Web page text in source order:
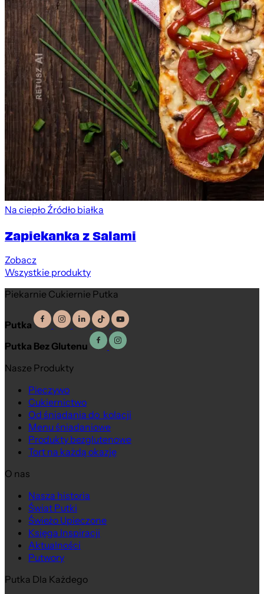
Na ciepłoŹródło białka
Zapiekanka z Salami
Zobacz
Wszystkie produkty
Piekarnie Cukiernie Putka
Putka
Putka Bez Glutenu
Nasze Produkty
Pieczywo
Cukiernictwo
Od śniadania do kolacji
Menu śniadaniowe
Produkty bezglutenowe
Tort na każdą okazję
O nas
Nasza historia
Świat Putki
Świeżo Upieczone
Księga Inspiracji
Aktualności
Putwory
Putka Dla Każdego